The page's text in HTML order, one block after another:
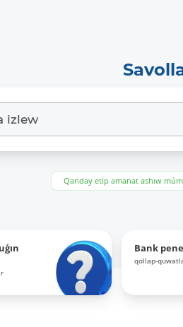
Qanday etip amanat ashıw
Bank
qollap-